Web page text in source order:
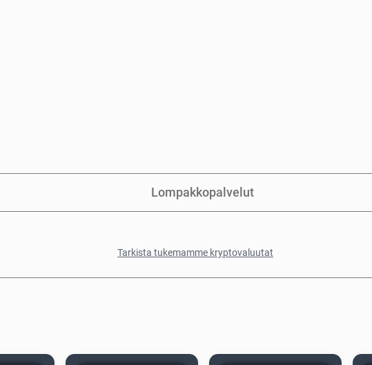
Lompakkopalvelut
Tarkista tukemamme kryptovaluutat